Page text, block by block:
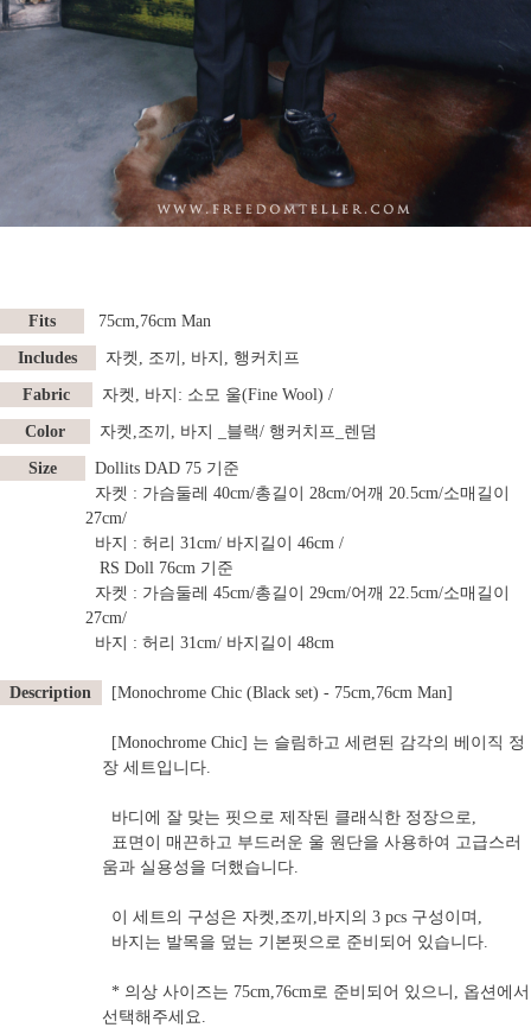
Fits 75cm,76cm Man
Includes 자켓, 조끼, 바지, 행커치프
Fabric 자켓, 바지: 소모 울(Fine Wool) /
Color 자켓,조끼, 바지 _블랙/ 행커치프_렌덤
Size
Dollits DAD 75 기준
자켓 : 가슴둘레 40cm/총길이 28cm/어깨 20.5cm/소매길이
27cm/
바지 : 허리 31cm/ 바지길이 46cm /
RS Doll 76cm 기준
자켓 : 가슴둘레 45cm/총길이 29cm/어깨 22.5cm/소매길이
27cm/
바지 : 허리 31cm/ 바지길이 48cm
Description [Monochrome Chic (Black set) - 75cm,76cm Man]
[Monochrome Chic] 는 슬림하고 세련된 감각의 베이직 정
장 세트입니다.
바디에 잘 맞는 핏으로 제작된 클래식한 정장으로,
표면이 매끈하고 부드러운 울 원단을 사용하여 고급스러
움과 실용성을 더했습니다.
이 세트의 구성은 자켓,조끼,바지의 3 pcs 구성이며,
바지는 발목을 덮는 기본핏으로 준비되어 있습니다.
* 의상 사이즈는 75cm,76cm로 준비되어 있으니, 옵션에서
선택해주세요.